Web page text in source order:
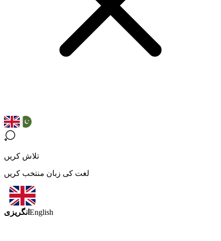
تلاش کریں
لغت کی زبان منتخب کریں
انگریزی English